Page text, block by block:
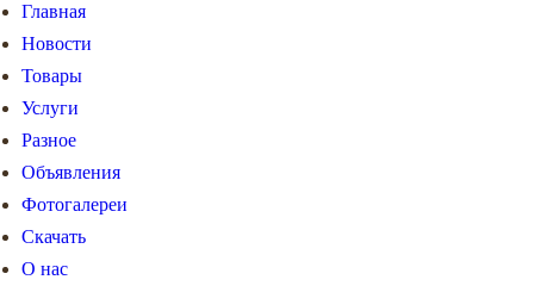
Главная
Новости
Товары
Услуги
Разное
Объявления
Фотогалереи
Скачать
О нас